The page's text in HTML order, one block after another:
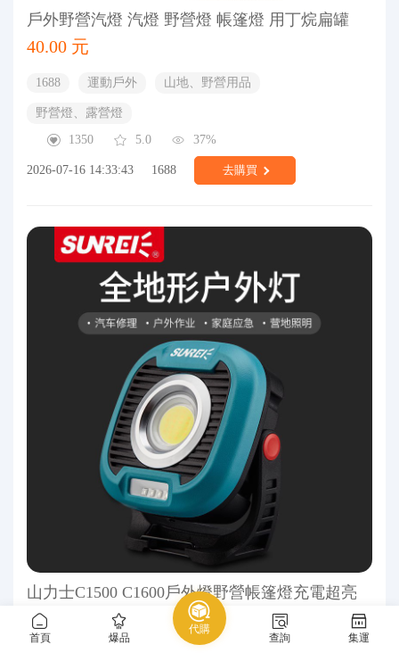
首頁 爆品
代購
查詢 集運
戶外野營汽燈 汽燈 野營燈 帳篷燈 用丁烷扁罐
40.00 元
1688 運動戶外 山地、野營用品
野營燈、露營燈
1350
5.0 37%
2026-07-16 14:33:43 1688 去購買
山力士C1500 C1600戶外燈野營帳篷燈充電超亮
露營燈防水營地燈照
40.00 元